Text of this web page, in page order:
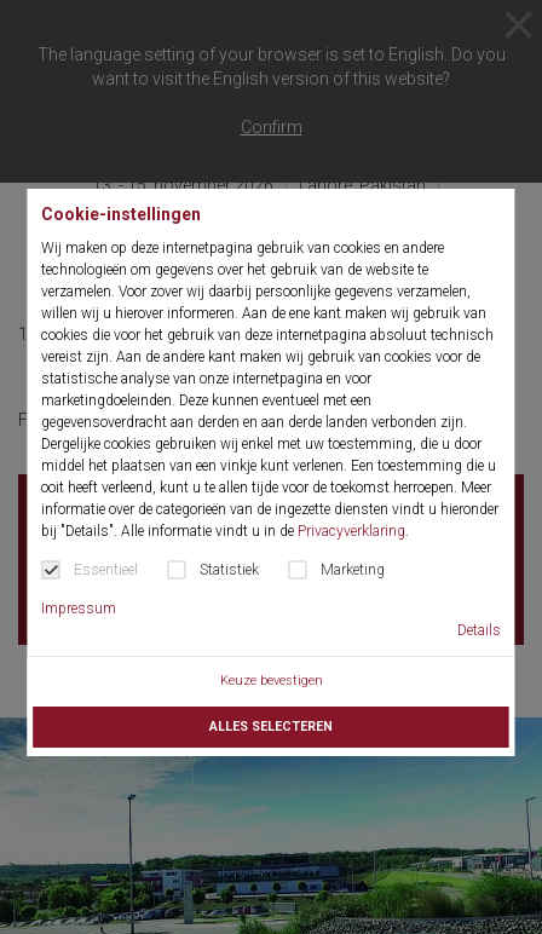
Cookie-instellingen
Wij maken op deze internetpagina gebruik van cookies en andere
technologieën om gegevens over het gebruik van de website te
verzamelen. Voor zover wij daarbij persoonlijke gegevens verzamelen,
willen wij u hierover informeren. Aan de ene kant maken wij gebruik van
cookies die voor het gebruik van deze internetpagina absoluut technisch
vereist zijn. Aan de andere kant maken wij gebruik van cookies voor de
statistische analyse van onze internetpagina en voor
marketingdoeleinden. Deze kunnen eventueel met een
gegevensoverdracht aan derden en aan derde landen verbonden zijn.
Dergelijke cookies gebruiken wij enkel met uw toestemming, die u door
middel het plaatsen van een vinkje kunt verlenen. Een toestemming die u
ooit heeft verleend, kunt u te allen tijde voor de toekomst herroepen. Meer
informatie over de categorieën van de ingezette diensten vindt u hieronder
bij "Details". Alle informatie vindt u in de Privacyverklaring.
Essentieel Statistiek Marketing
Impressum
Details
Keuze bevestigen
ALLES SELECTEREN
The language setting of your browser is set to English. Do you
want to visit the English version of this website?
Confirm
13. - 15. november 2026
Lahore, Pakistan
Pearl Continental Hotel, Lahore, Pakistan
UROCON Pakistan
13. - 15. november 2026 English
For more information click here: UROCON
Pearl Continental Hotel, Lahore, Pakistan Shahrah-
e-Quaid-e-Azam
Pakistan